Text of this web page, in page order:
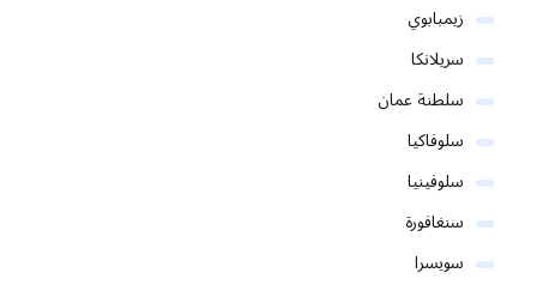
زيمبابوي
سريلانكا
سلطنة عمان
سلوفاكيا
سلوفينيا
سنغافورة
سويسرا